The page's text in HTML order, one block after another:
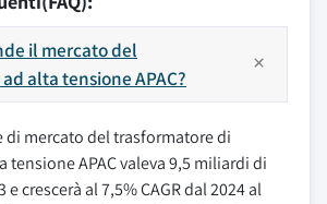
il mercato del
alta tensione APAC?
di mercato del trasformatore di
tensione APAC valeva 9,5 miliardi di
crescerà al 7,5% CAGR dal 2024 al